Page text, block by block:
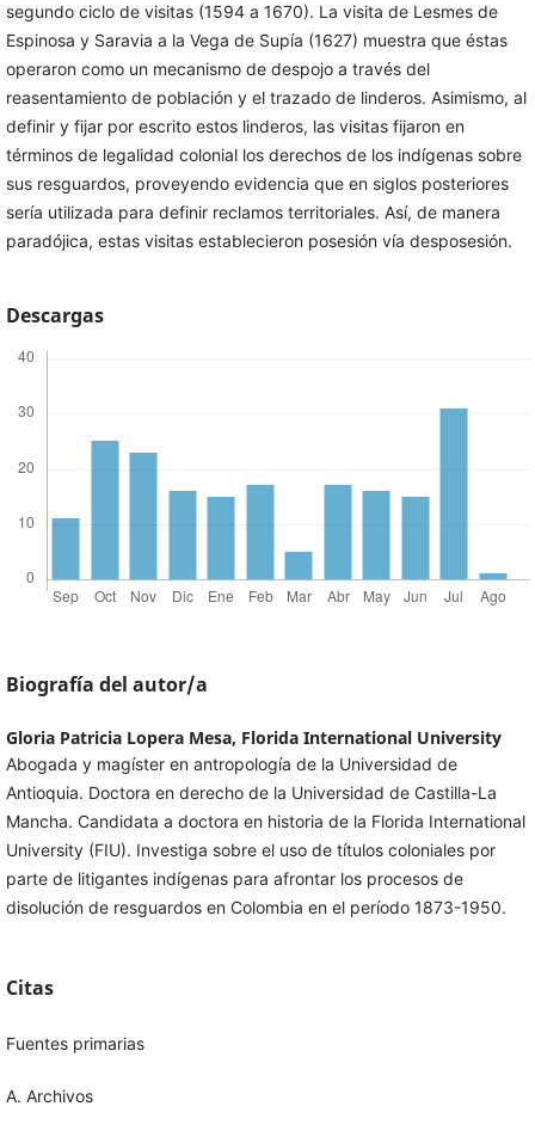
segundo ciclo de visitas (1594 a 1670). La visita de Lesmes de
Espinosa y Saravia a la Vega de Supía (1627) muestra que éstas
operaron como un mecanismo de despojo a través del
reasentamiento de población y el trazado de linderos. Asimismo, al
definir y fijar por escrito estos linderos, las visitas fijaron en
términos de legalidad colonial los derechos de los indígenas sobre
sus resguardos, proveyendo evidencia que en siglos posteriores
sería utilizada para definir reclamos territoriales. Así, de manera
paradójica, estas visitas establecieron posesión vía desposesión.
Descargas
Biografía del autor/a
Gloria Patricia Lopera Mesa, Florida International University
Abogada y magíster en antropología de la Universidad de
Antioquia. Doctora en derecho de la Universidad de Castilla-La
Mancha. Candidata a doctora en historia de la Florida International
University (FIU). Investiga sobre el uso de títulos coloniales por
parte de litigantes indígenas para afrontar los procesos de
disolución de resguardos en Colombia en el período 1873-1950.
Citas
Fuentes primarias
A. Archivos